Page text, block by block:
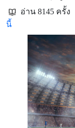
อ่าน 8145 ครั้ง
นี้